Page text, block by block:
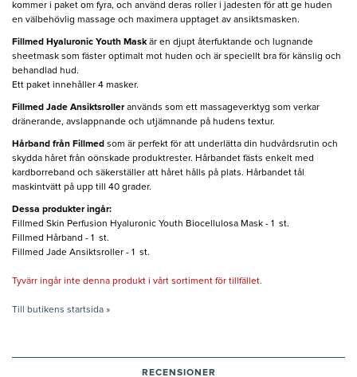
kommer i paket om fyra, och använd deras roller i jadesten för att ge huden
en välbehövlig massage och maximera upptaget av ansiktsmasken.
Fillmed Hyaluronic Youth Maskär en djupt återfuktande och lugnande
sheetmask som fäster optimalt mot huden och är speciellt bra för känslig och
behandlad hud.
Ett paket innehåller 4 masker.
Fillmed Jade Ansiktsrolleranvänds som ett massageverktyg som verkar
dränerande, avslappnande och utjämnande på hudens textur.
Hårband från Fillmed som är perfekt för att underlätta din hudvårdsrutin och
skydda håret från oönskade produktrester. Hårbandet fästs enkelt med
kardborreband och säkerställer att håret hålls på plats. Hårbandet tål
maskintvätt på upp till 40 grader.
Dessa produkter ingår:
Fillmed Skin Perfusion Hyaluronic Youth Biocellulosa Mask - 1 st.
Fillmed Hårband - 1 st.
Fillmed Jade Ansiktsroller - 1 st.
Tyvärr ingår inte denna produkt i vårt sortiment för tillfället.
Till butikens startsida »
RECENSIONER